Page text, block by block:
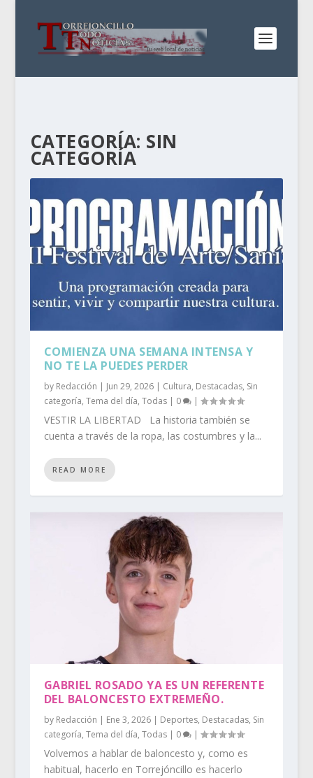
CATEGORÍA: SIN
CATEGORÍA
COMIENZA UNA SEMANA INTENSA Y
NO TE LA PUEDES PERDER
by Redacción | Jun 29, 2026| Cultura, Destacadas, Sin
categoría, Tema del día, Todas| 0 |
VESTIR LA LIBERTAD La historia también se
cuenta a través de la ropa, las costumbres y la...
READ MORE
GABRIEL ROSADO YA ES UN REFERENTE
DEL BALONCESTO EXTREMEÑO.
by Redacción | Ene 3, 2026| Deportes, Destacadas, Sin
categoría, Tema del día, Todas| 0 |
Volvemos a hablar de baloncesto y, como es
habitual, hacerlo en Torrejóncillo es hacerlo